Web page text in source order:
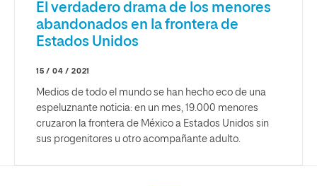
El verdadero drama de los menores
abandonados en la frontera de
Estados Unidos
15 / 04 / 2021
Medios de todo el mundo se han hecho eco de una
espeluznante noticia: en un mes, 19.000 menores
cruzaron la frontera de México a Estados Unidos sin
sus progenitores u otro acompañante adulto.